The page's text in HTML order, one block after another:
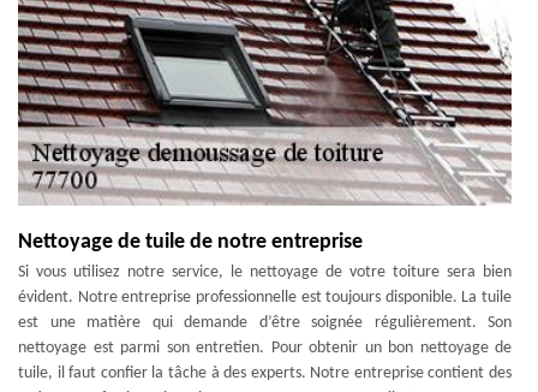
Nettoyage de tuile de notre entreprise
Si vous utilisez notre service, le nettoyage de votre toiture sera bien
évident. Notre entreprise professionnelle est toujours disponible. La tuile
est une matière qui demande d’être soignée régulièrement. Son
nettoyage est parmi son entretien. Pour obtenir un bon nettoyage de
tuile, il faut confier la tâche à des experts. Notre entreprise contient des